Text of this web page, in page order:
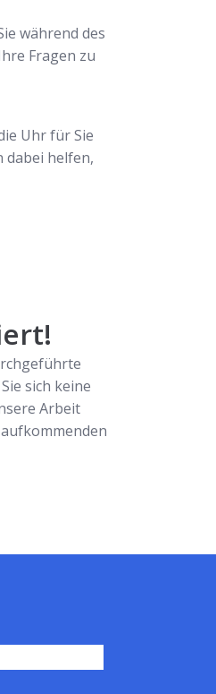
während des
Fragen zu
Uhr für Sie
dabei helfen,
sich keine
Arbeit